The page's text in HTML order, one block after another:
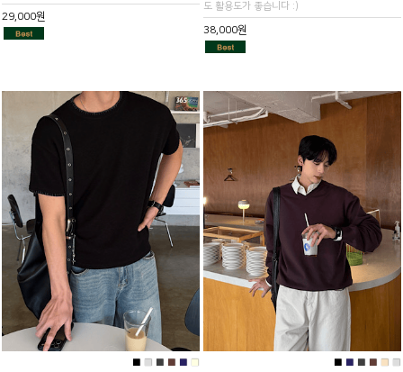
29,000원
도 활용도가 좋습니다 :)
38,000원
■ ■ ■ ■ ■ ■
■ ■ ■ ■ ■ ■